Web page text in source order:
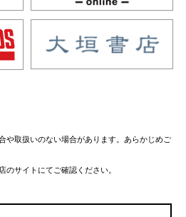
や取扱いのない場合があります。あらかじめご
サイトにてご確認ください。